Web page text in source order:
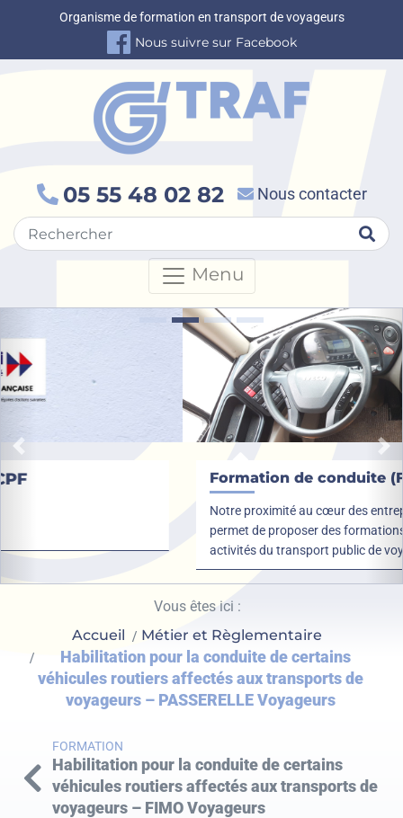
Organisme de formation en transport de voyageurs
Nous suivre sur Facebook
05 55 48 02 82 Nous contacter
Menu
Formation de conduite (FCO)
Notre proximité au cœur des entreprises adhérentes nous
permet de proposer des formations sur mesure adaptées aux
activités du transport public de voyageurs.
Précédent
Vous êtes ici :
Accueil
Métier et Règlementaire
Habilitation pour la conduite de certains
véhicules routiers affectés aux transports de
voyageurs – PASSERELLE Voyageurs
FORMATION
Habilitation pour la conduite de certains
véhicules routiers affectés aux transports de
voyageurs – FIMO Voyageurs